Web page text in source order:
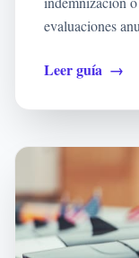
evaluaciones
Leer guía →